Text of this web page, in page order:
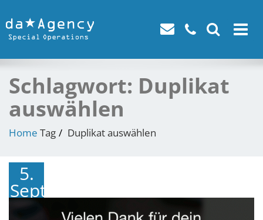
Toggle
Schlagwort: Duplikat
auswählen
Home Tag Duplikat auswählen
5.
September
2018